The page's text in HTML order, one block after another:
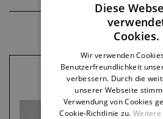
MERCH
Diese
Cookies.
Wir verwenden
Benutzerfreundlichkeit
verbessern. Durch die
unserer Webseite
Verwendung von Cookies
Cookie-Richtlinie zu.